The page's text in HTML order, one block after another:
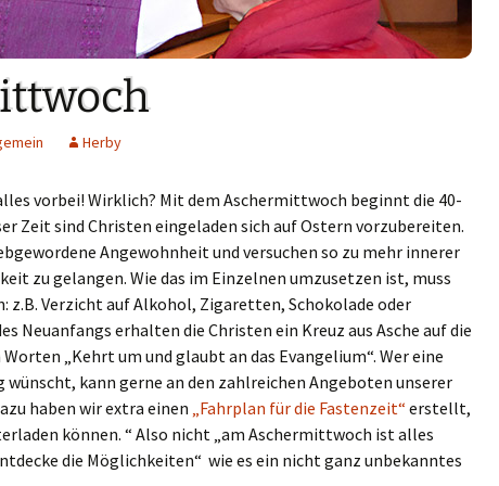
Hedwigsforum (ext. Link)
Kath. Kirche Nied (ext.
St. Gallus (ext. Link)
Stadtkirche Frankfurt
(ext. Link)
Haus am Dom (ext. Link)
Dompfarrei St.
Bartholomäus (ext. Link)
St. Josef Bornheim (ext.
Link)
Kirchentag 2021
im Bistum
Notruf
Kirchen und Kirche Mariä Himmelfahrt
Trauung Hilfenetz Nied-Griesheim
KAB –
Ministranten
Tauffamilien
Herby
vorbei! Wirklich? Mit dem Aschermittwoch beginnt die 40-
Zeit sind Christen eingeladen sich auf Ostern vorzubereiten.
Angewohnheit und versuchen so zu mehr innerer
zu gelangen. Wie das im Einzelnen umzusetzen ist, muss
z.B. Verzicht auf Alkohol, Zigaretten, Schokolade oder
Neuanfangs erhalten die Christen ein Kreuz aus Asche auf die
„Kehrt um und glaubt an das Evangelium“. Wer eine
kann gerne an den zahlreichen Angeboten unserer
haben wir extra einen „Fahrplan für die Fastenzeit“ erstellt,
können. “ Also nicht „am Aschermittwoch ist alles
die Möglichkeiten“ wie es ein nicht ganz unbekanntes